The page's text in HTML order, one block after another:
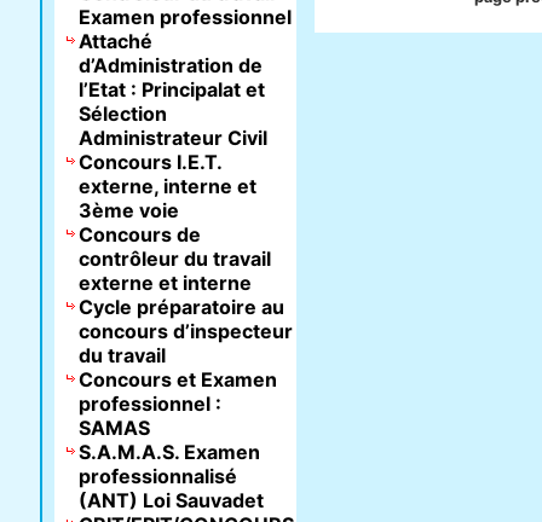
Examen professionnel
Attaché
d’Administration de
l’Etat : Principalat et
Sélection
Administrateur Civil
Concours I.E.T.
externe, interne et
3ème voie
Concours de
contrôleur du travail
externe et interne
Cycle préparatoire au
concours d’inspecteur
du travail
Concours et Examen
professionnel :
SAMAS
S.A.M.A.S. Examen
professionnalisé
(ANT) Loi Sauvadet